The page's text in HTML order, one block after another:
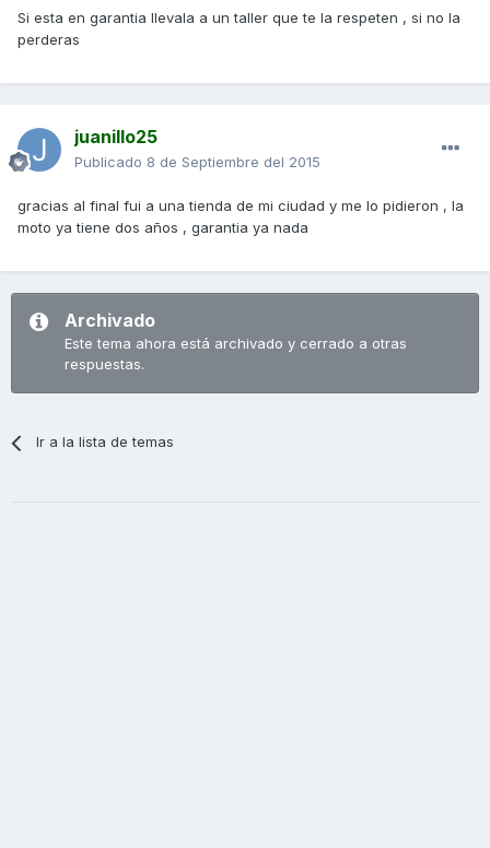
Si esta en garantia llevala a un taller que te la respeten , si no la
perderas
juanillo25
Publicado 8 de Septiembre del 2015
gracias al final fui a una tienda de mi ciudad y me lo pidieron , la
moto ya tiene dos años , garantia ya nada
Archivado
Este tema ahora está archivado y cerrado a otras
respuestas.
Ir a la lista de temas